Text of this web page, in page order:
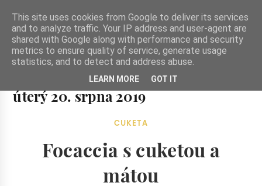
Ze zahrady do kuchyně
Ze zahrady do kuchyně...inspirativní vegetariánské recepty
a skvělé jídlo.
úterý 20. srpna 2019
CUKETA
Focaccia s cuketou a
mátou
This site uses cookies from Google to deliver its services
and to analyze traffic. Your IP address and user-agent are
shared with Google along with performance and security
metrics to ensure quality of service, generate usage
statistics, and to detect and address abuse.
LEARN MORE GOT IT